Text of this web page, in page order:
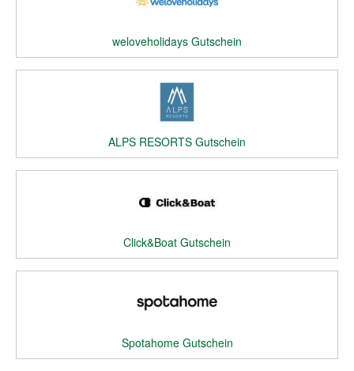
weloveholidays Gutschein
ALPS RESORTS Gutschein
Click&Boat Gutschein
Spotahome Gutschein